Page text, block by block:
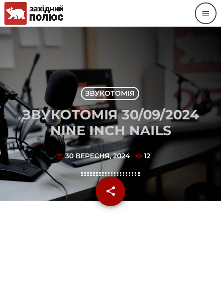
menu
ЗВУКОТОМІЯ
ЗВУКОТОМІЯ 30/09/2024
NINE INCH NAILS
today 30 ВЕРЕСНЯ, 2024 12
share
email